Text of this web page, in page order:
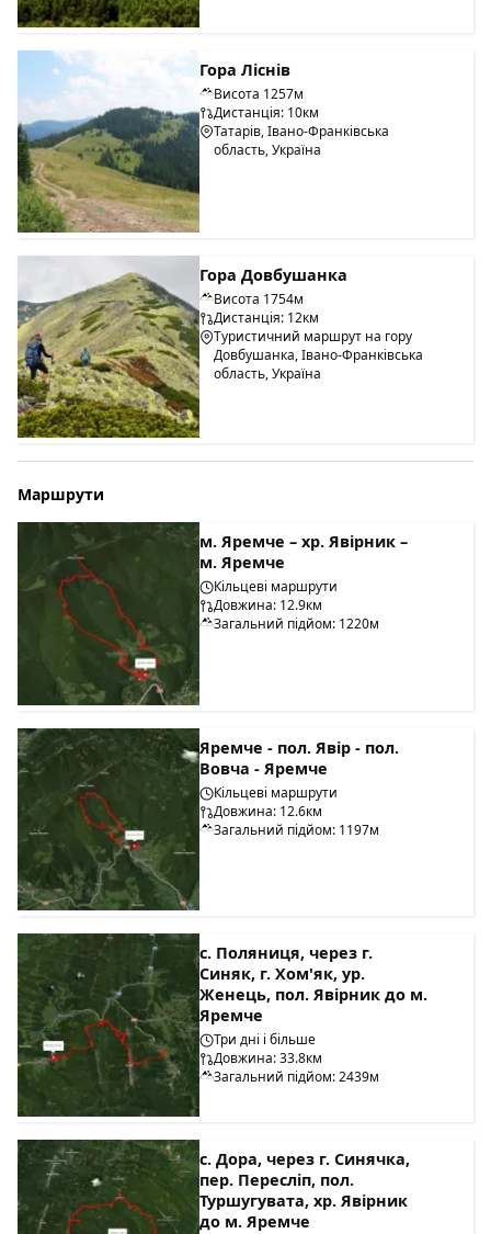
Гора Ліснів
Висота 1257м
Дистанція: 10км
Татарів, Івано-Франківська
область, Україна
Гора Довбушанка
Висота 1754м
Дистанція: 12км
Туристичний маршрут на гору
Довбушанка, Івано-Франківська
область, Україна
Маршрути
м. Яремче – хр. Явірник –
м. Яремче
Кільцеві маршрути
Довжина: 12.9км
Загальний підйом: 1220м
Яремче - пол. Явір - пол.
Вовча - Яремче
Кільцеві маршрути
Довжина: 12.6км
Загальний підйом: 1197м
с. Поляниця, через г.
Синяк, г. Хом'як, ур.
Женець, пол. Явірник до м.
Яремче
Три дні і більше
Довжина: 33.8км
Загальний підйом: 2439м
с. Дора, через г. Синячка,
пер. Пересліп, пол.
Туршугувата, хр. Явірник
до м. Яремче